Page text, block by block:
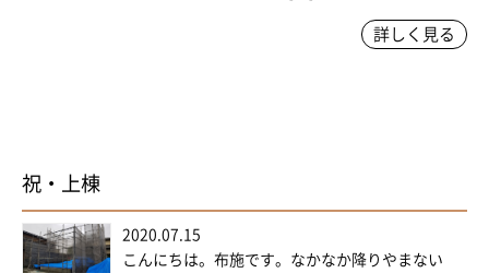
詳しく見る
祝・上棟
2020.07.15
こんにちは。布施です。なかなか降りやまない